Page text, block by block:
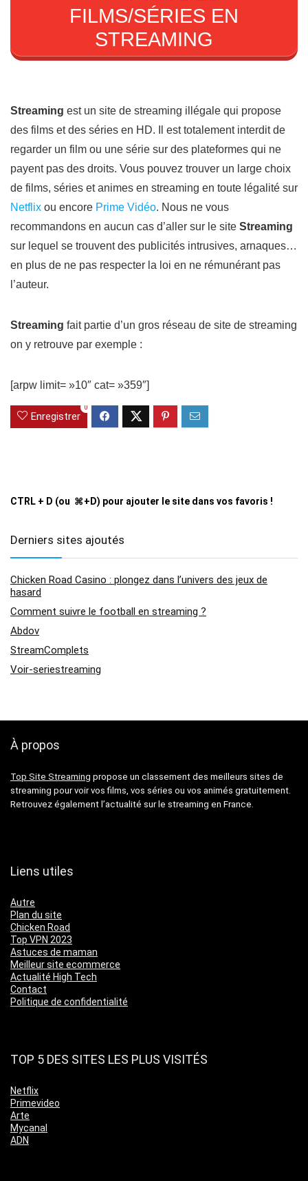
FILMS/SÉRIES EN
STREAMING
Streaming est un site de streaming illégale qui propose
des films et des séries en HD. Il est totalement interdit de
regarder un film ou une série sur des plateformes qui ne
payent pas des droits. Vous pouvez trouver un large choix
de films, séries et animes en streaming en toute légalité sur
Netflix ou encore Prime Vidéo. Nous ne vous
recommandons en aucun cas d’aller sur le site Streaming
sur lequel se trouvent des publicités intrusives, arnaques…
en plus de ne pas respecter la loi en ne rémunérant pas
l’auteur.
Streaming fait partie d’un gros réseau de site de streaming
on y retrouve par exemple :
[arpw limit= »10″ cat= »359″]
Enregistrer
0
CTRL + D (ou ⌘+D) pour ajouter le site dans vos favoris !
Derniers sites ajoutés
Chicken Road Casino : plongez dans l’univers des jeux de
hasard
Comment suivre le football en streaming ?
Abdov
StreamComplets
Voir-seriestreaming
À propos
Top Site Streaming propose un classement des meilleurs sites de
streaming pour voir vos films, vos séries ou vos animés gratuitement.
Retrouvez également l’actualité sur le streaming en France.
Liens utiles
Autre
Plan du site
Chicken Road
Top VPN 2023
Astuces de maman
Meilleur site ecommerce
Actualité High Tech
Contact
Politique de confidentialité
TOP 5 DES SITES LES PLUS VISITÉS
Netflix
Primevideo
Arte
Mycanal
ADN